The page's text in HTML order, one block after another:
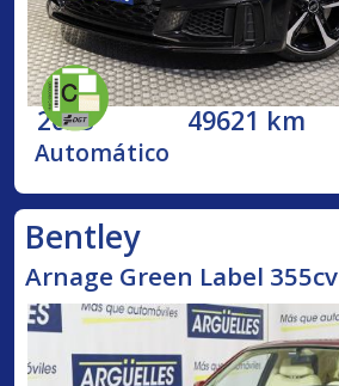
2023 49621 km
Automático
Bentley
Arnage Green Label 355cv